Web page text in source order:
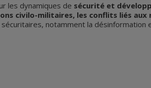
les dynamiques de sécurité et
civilo-militaires, les conflits liés
notamment la